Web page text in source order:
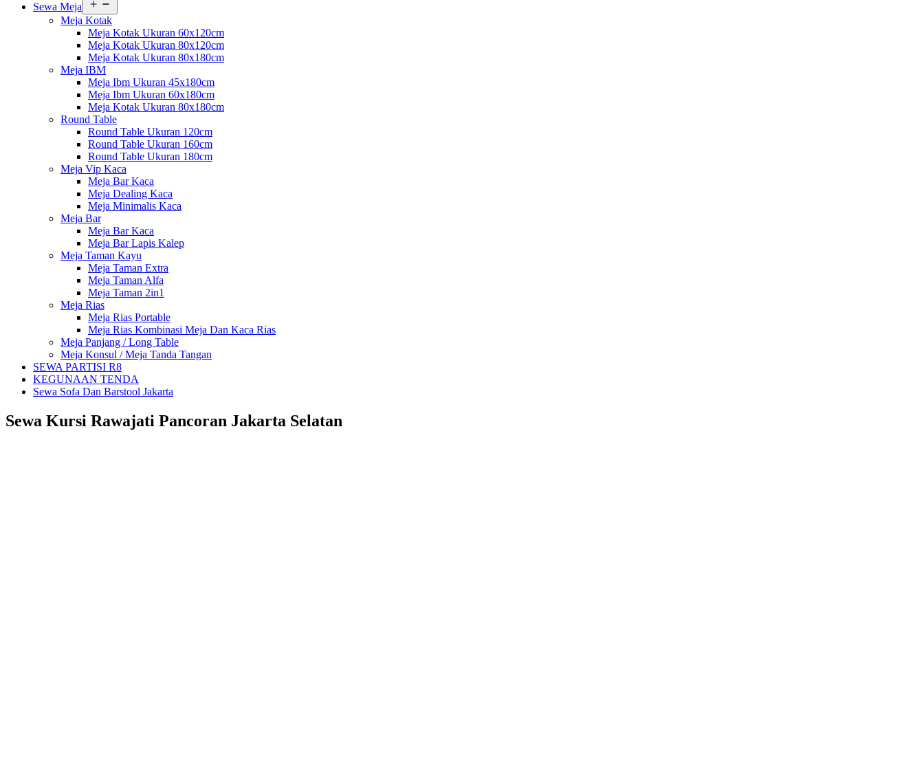
Sewa Meja
menu
Meja Kotak
Meja Kotak Ukuran 60x120cm
Meja Kotak Ukuran 80x120cm
Meja Kotak Ukuran 80x180cm
Meja IBM
Meja Ibm Ukuran 45x180cm
Meja Ibm Ukuran 60x180cm
Meja Kotak Ukuran 80x180cm
Round Table
Round Table Ukuran 120cm
Round Table Ukuran 160cm
Round Table Ukuran 180cm
Meja Vip Kaca
Meja Bar Kaca
Meja Dealing Kaca
Meja Minimalis Kaca
Meja Bar
Meja Bar Kaca
Meja Bar Lapis Kalep
Meja Taman Kayu
Meja Taman Extra
Meja Taman Alfa
Meja Taman 2in1
Meja Rias
Meja Rias Portable
Meja Rias Kombinasi Meja Dan Kaca Rias
Meja Panjang / Long Table
Meja Konsul / Meja Tanda Tangan
SEWA PARTISI R8
KEGUNAAN TENDA
Sewa Sofa Dan Barstool Jakarta
Sewa Kursi Rawajati Pancoran Jakarta Selatan